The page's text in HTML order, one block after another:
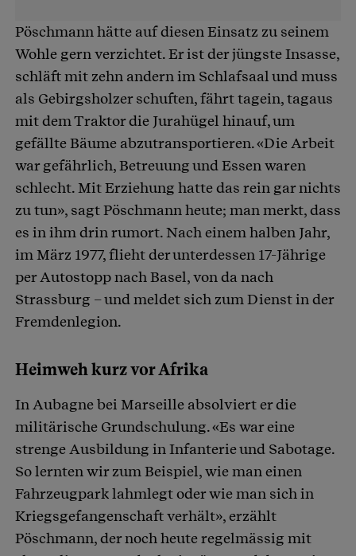
Pöschmann hätte auf diesen Einsatz zu seinem
Wohle gern verzichtet. Er ist der jüngste Insasse,
schläft mit zehn andern im Schlafsaal und muss
als Gebirgsholzer schuften, fährt tagein, tagaus
mit dem Traktor die Jurahügel hinauf, um
gefällte Bäume abzutransportieren. «Die Arbeit
war gefährlich, Betreuung und Essen waren
schlecht. Mit Erziehung hatte das rein gar nichts
zu tun», sagt Pöschmann heute; man merkt, dass
es in ihm drin rumort. Nach einem halben Jahr,
im März 1977, flieht der unterdessen 17-Jährige
per Autostopp nach Basel, von da nach
Strassburg – und meldet sich zum Dienst in der
Fremdenlegion.
Heimweh kurz vor Afrika
In Aubagne bei Marseille absolviert er die
militärische Grundschulung. «Es war eine
strenge Ausbildung in Infanterie und Sabotage.
So lernten wir zum Beispiel, wie man einen
Fahrzeugpark lahmlegt oder wie man sich in
Kriegsgefangenschaft verhält», erzählt
Pöschmann, der noch heute regelmässig mit